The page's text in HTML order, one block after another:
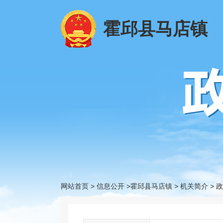
霍邱县马店镇
网站首页 > 信息公开 >霍邱县马店镇 > 机关简介 >